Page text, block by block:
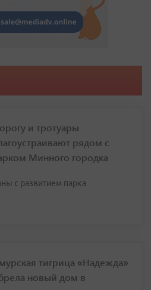
и тротуары
рядом с
Минного городка
с развитием парка
тигрица «Надежда»
новый дом в